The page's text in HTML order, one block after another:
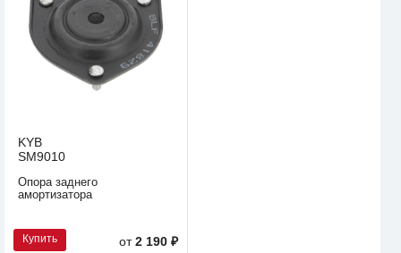
KYB
SM9010
Опора заднего
амортизатора
Купить от2 190 ₽